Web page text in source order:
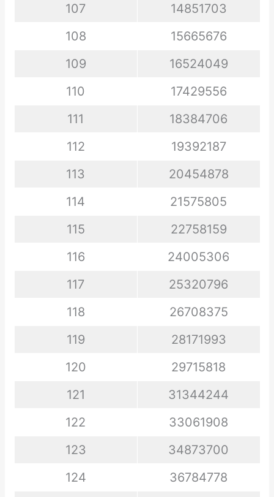
107
14851703
108
15665676
109
16524049
110
17429556
111
18384706
112
19392187
113
20454878
114
21575805
115
22758159
116
24005306
117
25320796
118
26708375
119
28171993
120
29715818
121
31344244
122
33061908
123
34873700
124
36784778